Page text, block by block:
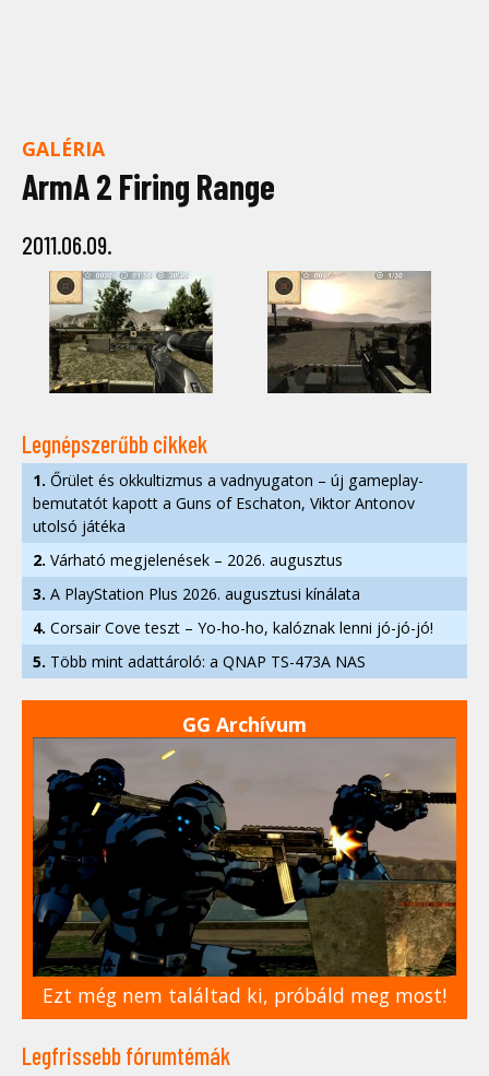
GALÉRIA
ArmA 2 Firing Range
2011.06.09.
Legnépszerűbb cikkek
1. Őrület és okkultizmus a vadnyugaton – új gameplay-
bemutatót kapott a Guns of Eschaton, Viktor Antonov
utolsó játéka
2. Várható megjelenések – 2026. augusztus
3. A PlayStation Plus 2026. augusztusi kínálata
4. Corsair Cove teszt – Yo-ho-ho, kalóznak lenni jó-jó-jó!
5. Több mint adattároló: a QNAP TS-473A NAS
GG Archívum
Ezt még nem találtad ki, próbáld meg most!
Legfrissebb fórumtémák